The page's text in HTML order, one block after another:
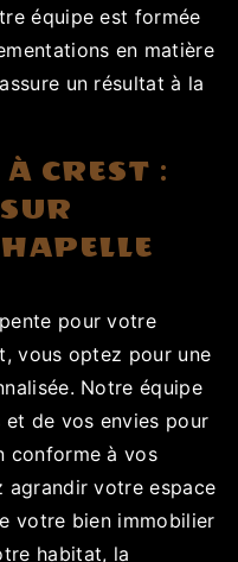
équipe est formée
en matière
un résultat à la
CREST :
pour votre
vous optez pour une
Notre équipe
de vos envies pour
conforme à vos
agrandir votre espace
votre bien immobilier
habitat, la